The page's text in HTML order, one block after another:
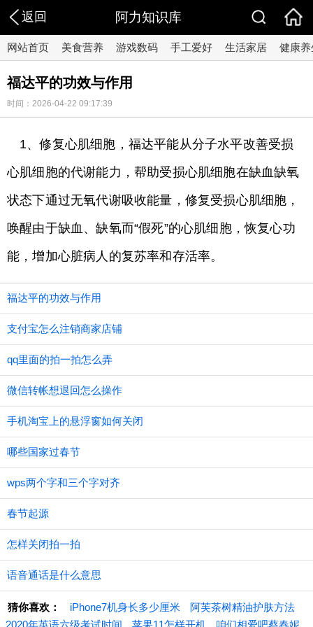
返回 阿力知识库
网站首页 美食营养 游戏数码 手工爱好 生活家居 健康养
福达平的功效与作用
时间：2026-04-22 09:17:39
1、修复心肌细胞，福达平能从分子水平改善受损
心肌细胞的代谢能力，帮助受损心肌细胞在缺血缺氧
状态下通过无氧代谢吸收能量，修复受损心肌细胞，
唤醒由于缺血、缺氧而“假死”的心肌细胞，恢复心功
能，增加心脏病人的复苏率和存活率。
福达平的功效与作用
支付宝怎么注销商家店铺
qq里面的拍一拍怎么弄
微信转帐想退回怎么操作
手机淘宝上的悬浮窗如何关闭
哪些国家过春节
wps两个字和三个字对齐
春节起源
怎样关闭拍一拍
语音通话是什么意思
猜你喜欢： iPhone7机身长多少厘米
阿芙茶树精油护肤方法
2020年英语六级考试时间
苹果11怎样开机 咱们相爱吧蔡春妮